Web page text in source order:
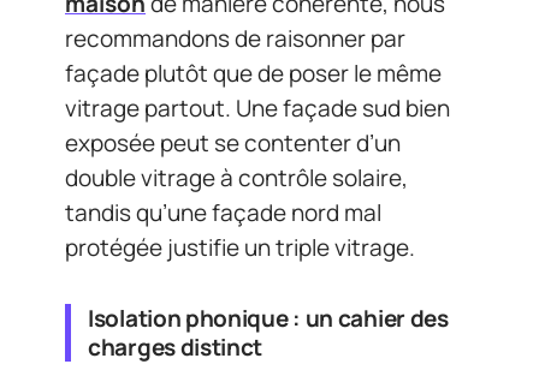
recommandons de raisonner par
façade plutôt que de poser le même
vitrage partout. Une façade sud bien
exposée peut se contenter d’un
double vitrage à contrôle solaire,
tandis qu’une façade nord mal
protégée justifie un triple vitrage.
Isolation phonique : un cahier des
charges distinct